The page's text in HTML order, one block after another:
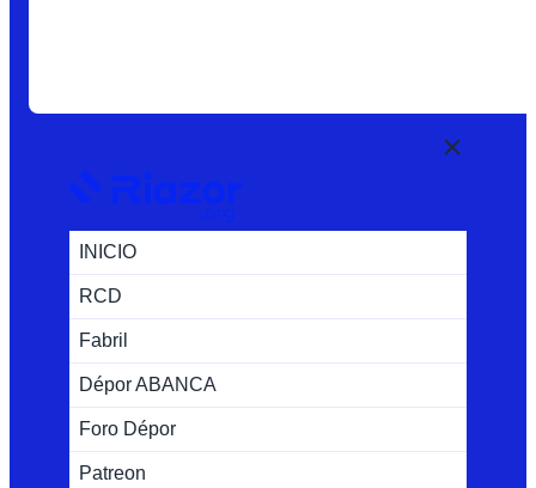
INICIO
RCD
Fabril
Dépor ABANCA
Foro Dépor
Patreon